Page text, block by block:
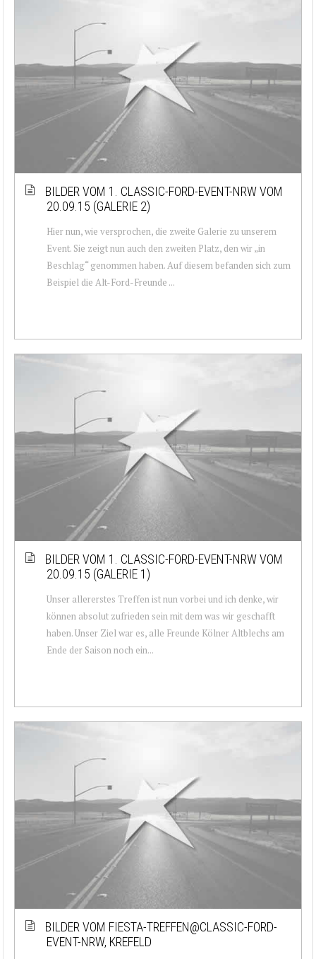
BILDER VOM 1. CLASSIC-FORD-EVENT-NRW VOM
20.09.15 (GALERIE 2)
Hier nun, wie versprochen, die zweite Galerie zu unserem
Event. Sie zeigt nun auch den zweiten Platz, den wir „in
Beschlag“ genommen haben. Auf diesem befanden sich zum
Beispiel die Alt-Ford-Freunde ...
BILDER VOM 1. CLASSIC-FORD-EVENT-NRW VOM
20.09.15 (GALERIE 1)
Unser allererstes Treffen ist nun vorbei und ich denke, wir
können absolut zufrieden sein mit dem was wir geschafft
haben. Unser Ziel war es, alle Freunde Kölner Altblechs am
Ende der Saison noch ein...
BILDER VOM FIESTA-TREFFEN@CLASSIC-FORD-
EVENT-NRW, KREFELD